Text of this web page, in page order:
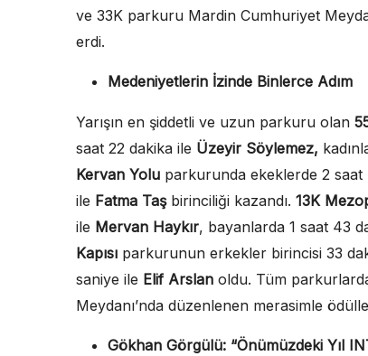
ve 33K parkuru Mardin Cumhuriyet
erdi.
Medeniyetlerin İzinde Binlerce Adım
Yarışın en şiddetli ve uzun parkuru olan
saat 22 dakika ile Üzeyir Söylemez,
Kervan Yolu parkurunda ekeklerde 2 saat
ile Fatma Taş birinciliği kazandı. 13K
ile Mervan Haykır, bayanlarda 1 saat 43
Kapısı parkurunun erkekler birincisi 33
saniye ile Elif Arslan oldu. Tüm
Meydanı’nda düzenlenen merasimle
Gökhan Görgülü: “Önümüzdeki Yıl